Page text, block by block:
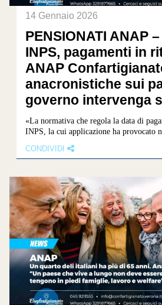
14 Gennaio 2026
PENSIONATI ANAP
INPS, pagamenti in
ANAP
anacronistiche sui
governo intervenga
«La normativa che regola la data di
INPS, la cui applicazione ha provocato
CONDIVIDI